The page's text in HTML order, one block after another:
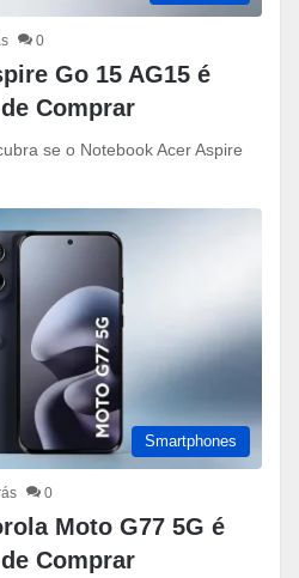
0
Go 15 AG15 é
Comprar
se o Notebook Acer Aspire
Smartphones
0
Moto G77 5G é
Comprar